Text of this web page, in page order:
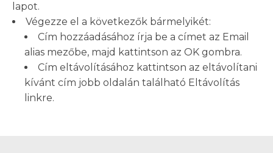
lapot.
Végezze el a következők bármelyikét:
Cím hozzáadásához írja be a címet az Email
alias mezőbe, majd kattintson az OK gombra.
Cím eltávolításához kattintson az eltávolítani
kívánt cím jobb oldalán található Eltávolítás
linkre.